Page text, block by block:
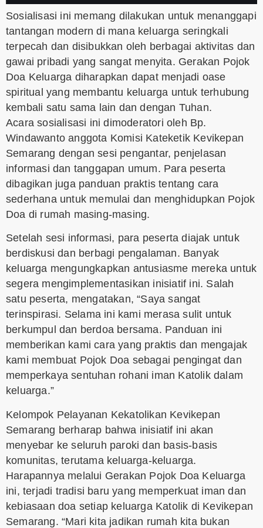
Sosialisasi ini memang dilakukan untuk menanggapi
tantangan modern di mana keluarga seringkali
terpecah dan disibukkan oleh berbagai aktivitas dan
gawai pribadi yang sangat menyita. Gerakan Pojok
Doa Keluarga diharapkan dapat menjadi oase
spiritual yang membantu keluarga untuk terhubung
kembali satu sama lain dan dengan Tuhan.
Acara sosialisasi ini dimoderatori oleh Bp.
Windawanto anggota Komisi Kateketik Kevikepan
Semarang dengan sesi pengantar, penjelasan
informasi dan tanggapan umum. Para peserta
dibagikan juga panduan praktis tentang cara
sederhana untuk memulai dan menghidupkan Pojok
Doa di rumah masing-masing.
Setelah sesi informasi, para peserta diajak untuk
berdiskusi dan berbagi pengalaman. Banyak
keluarga mengungkapkan antusiasme mereka untuk
segera mengimplementasikan inisiatif ini. Salah
satu peserta, mengatakan, “Saya sangat
terinspirasi. Selama ini kami merasa sulit untuk
berkumpul dan berdoa bersama. Panduan ini
memberikan kami cara yang praktis dan mengajak
kami membuat Pojok Doa sebagai pengingat dan
memperkaya sentuhan rohani iman Katolik dalam
keluarga.”
Kelompok Pelayanan Kekatolikan Kevikepan
Semarang berharap bahwa inisiatif ini akan
menyebar ke seluruh paroki dan basis-basis
komunitas, terutama keluarga-keluarga.
Harapannya melalui Gerakan Pojok Doa Keluarga
ini, terjadi tradisi baru yang memperkuat iman dan
kebiasaan doa setiap keluarga Katolik di Kevikepan
Semarang. “Mari kita jadikan rumah kita bukan